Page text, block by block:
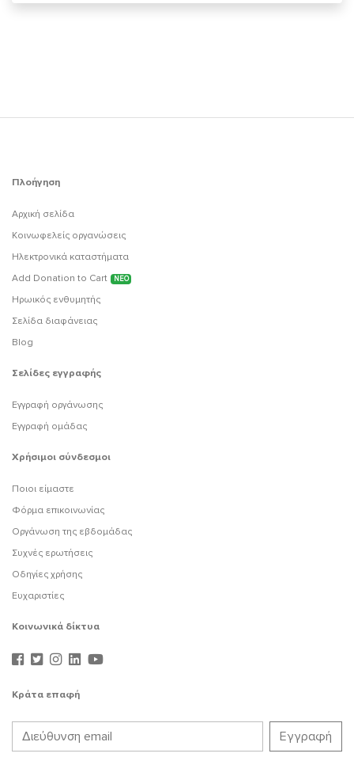
Πλοήγηση
Αρχική σελίδα
Κοινωφελείς οργανώσεις
Ηλεκτρονικά καταστήματα
Add Donation to Cart
ΝΕΟ
Ηρωικός ενθυμητής
Σελίδα διαφάνειας
Blog
Σελίδες εγγραφής
Εγγραφή οργάνωσης
Εγγραφή ομάδας
Χρήσιμοι σύνδεσμοι
Ποιοι είμαστε
Φόρμα επικοινωνίας
Οργάνωση της εβδομάδας
Συχνές ερωτήσεις
Οδηγίες χρήσης
Ευχαριστίες
Κοινωνικά δίκτυα
Κράτα επαφή